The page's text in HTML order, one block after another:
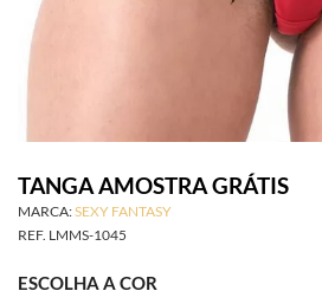
SAÚDE ÍNTIMA
TANGA AMOSTRA GRÁTIS
MARCA:SEXY FANTASY
REF. LMMS-1045
ESCOLHA A COR